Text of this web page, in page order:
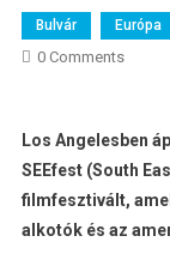
Bulvár Európa
0 Comments
Los Angelesben
SEEfest (South
filmfesztivált,
alkotók és az